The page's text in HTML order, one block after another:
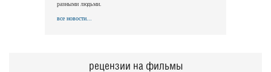
разными людьми.
все новости...
рецензии на фильмы